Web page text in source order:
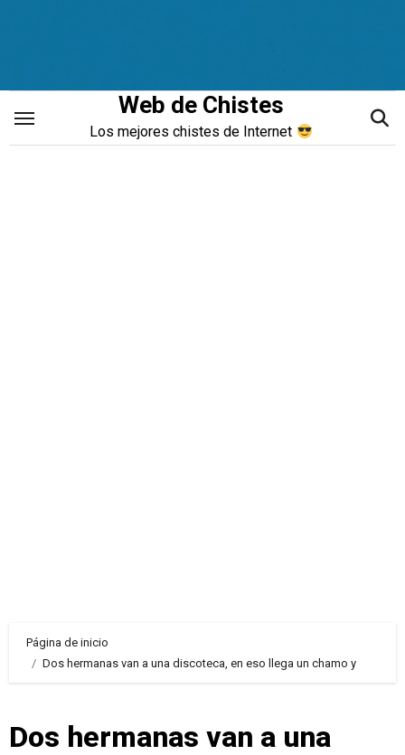
Web de Chistes
Los mejores chistes de Internet
Página de inicio
Dos hermanas van a una discoteca, en eso llega un chamo y
Dos hermanas van a una